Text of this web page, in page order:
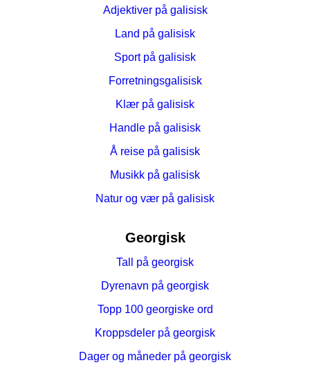
Adjektiver på galisisk
Land på galisisk
Sport på galisisk
Forretningsgalisisk
Klær på galisisk
Handle på galisisk
Å reise på galisisk
Musikk på galisisk
Natur og vær på galisisk
Georgisk
Tall på georgisk
Dyrenavn på georgisk
Topp 100 georgiske ord
Kroppsdeler på georgisk
Dager og måneder på georgisk